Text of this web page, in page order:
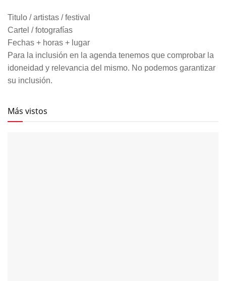
Titulo / artistas / festival
Cartel / fotografías
Fechas + horas + lugar
Para la inclusión en la agenda tenemos que comprobar la
idoneidad y relevancia del mismo. No podemos garantizar
su inclusión.
Más vistos